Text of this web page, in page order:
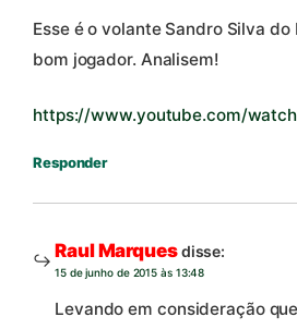
Esse é o volante Sandro Silva
bom jogador. Analisem!
https://www.youtube.com/
Responder
Raul Marquesdisse:
15 de junho de 2015 às 13:48
Levando em consideração